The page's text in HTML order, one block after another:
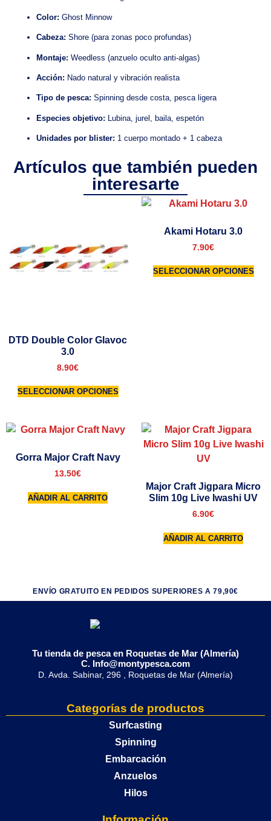
Color: Ghost Minnow
Cabeza: Shore (para zonas poco profundas)
Montaje: Weedless (anzuelo oculto anti-algas)
Acción: Nado natural y vibración realista
Tipo de pesca: Spinning desde costa, pesca ligera
Especies objetivo: Lubina, jurel, baila, espetón
Unidades por blister: 1 cuerpo montado + 1 cabeza
Artículos que también pueden
interesarte
DTD Double Color Glavoc
3.0
8.90€
SELECCIONAR OPCIONES
Akami Hotaru 3.0
7.90€
SELECCIONAR OPCIONES
Gorra Major Craft Navy
13.50€
AÑADIR AL CARRITO
Major Craft Jigpara Micro
Slim 10g Live Iwashi UV
6.90€
AÑADIR AL CARRITO
ENVÍO GRATUITO EN PEDIDOS SUPERIORES A 79,90€
Tu tienda de pesca en Roquetas de Mar (Almería)
C. Info@montypesca.com
D. Avda. Sabinar, 296 , Roquetas de Mar (Almería)
Categorías de productos
Surfcasting
Spinning
Embarcación
Anzuelos
Hilos